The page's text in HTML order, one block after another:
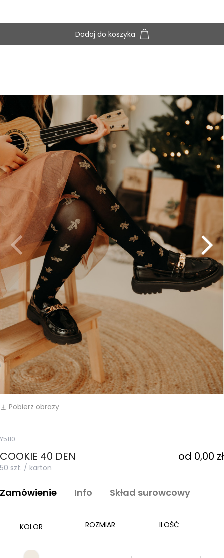
Dodaj do koszyka
vertical_align_bottom Pobierz obrazy
Y5110
COOKIE 40 DEN od 0,00 zł
50 szt. / karton
Zamówienie Info Skład surowcowy
KOLOR ROZMIAR ILOŚĆ